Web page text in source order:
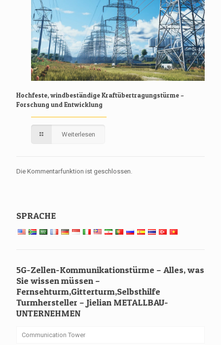
Hochfeste, windbeständige Kraftübertragungstürme –
Forschung und Entwicklung
Weiterlesen
Die Kommentarfunktion ist geschlossen.
SPRACHE
5G-Zellen-Kommunikationstürme – Alles, was
Sie wissen müssen –
Fernsehturm,Gitterturm,Selbsthilfe
Turmhersteller – Jielian METALLBAU-
UNTERNEHMEN
Communication Tower